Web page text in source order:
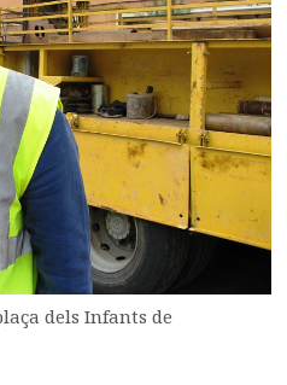
dels Infants de